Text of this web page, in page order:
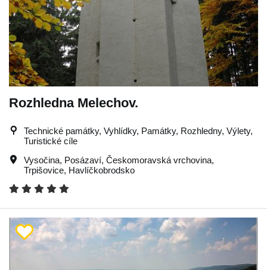
Rozhledna Melechov.
Technické památky, Vyhlídky, Památky, Rozhledny, Výlety,
Turistické cíle
Vysočina, Posázaví, Českomoravská vrchovina,
Trpišovice, Havlíčkobrodsko